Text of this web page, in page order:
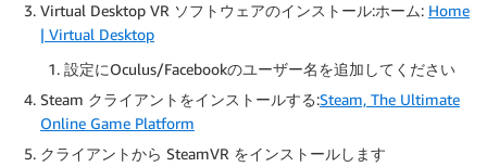
Virtual Desktop VR ソフトウェアのインストール:ホーム: Home
| Virtual Desktop
設定にOculus/Facebookのユーザー名を追加してください
Steam クライアントをインストールする:Steam, The Ultimate
Online Game Platform
クライアントから SteamVR をインストールします